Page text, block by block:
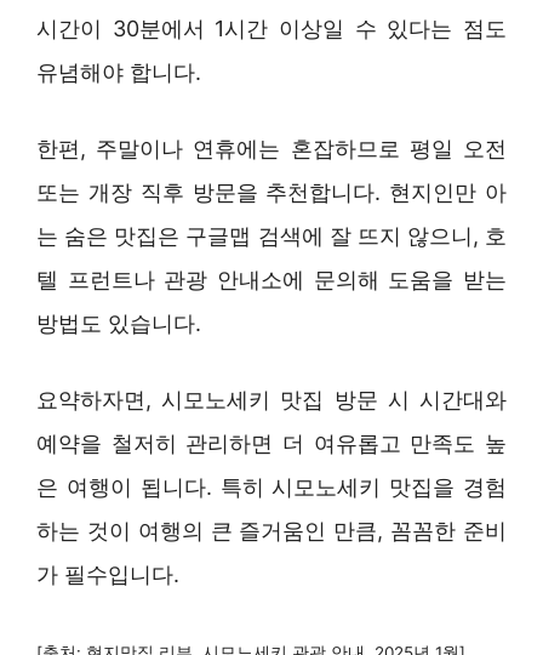
시간이 30분에서 1시간 이상일 수 있다는 점도
유념해야 합니다.
한편, 주말이나 연휴에는 혼잡하므로 평일 오전
또는 개장 직후 방문을 추천합니다. 현지인만 아
는 숨은 맛집은 구글맵 검색에 잘 뜨지 않으니, 호
텔 프런트나 관광 안내소에 문의해 도움을 받는
방법도 있습니다.
요약하자면, 시모노세키 맛집 방문 시 시간대와
예약을 철저히 관리하면 더 여유롭고 만족도 높
은 여행이 됩니다. 특히 시모노세키 맛집을 경험
하는 것이 여행의 큰 즐거움인 만큼, 꼼꼼한 준비
가 필수입니다.